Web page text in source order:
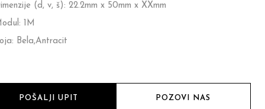
(d, v, š): 22.2mm x 50mm x XXmm
1M
Bela,Antracit
POŠALJI UPIT POZOVI NAS